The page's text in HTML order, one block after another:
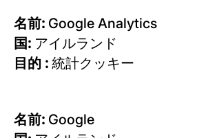
名前: Google Analytics
国: アイルランド
目的 : 統計クッキー
名前: Google